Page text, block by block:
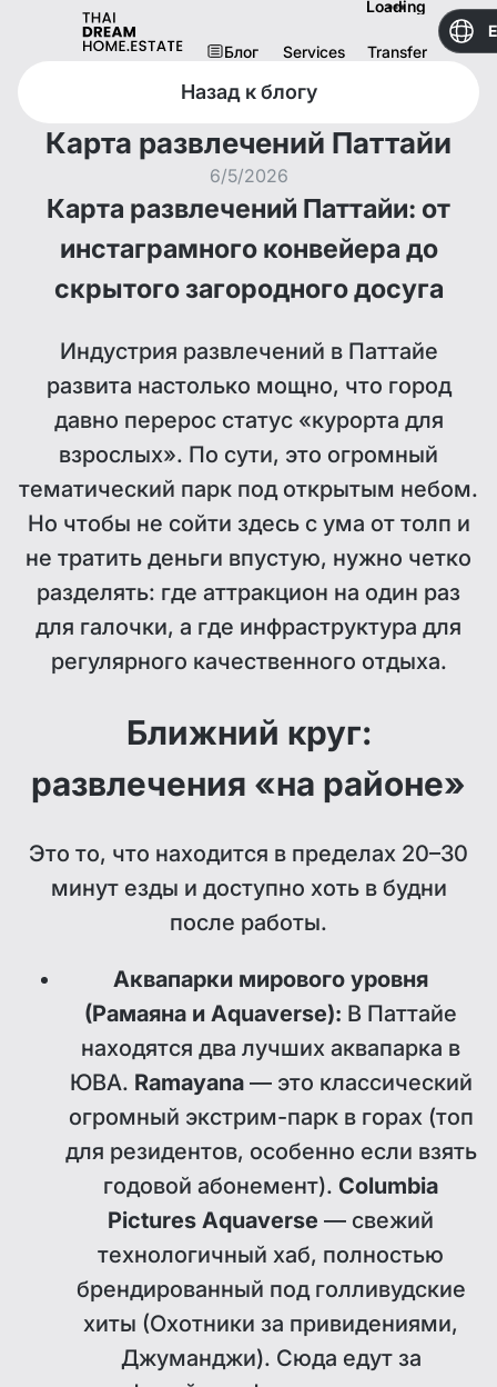
Loading
Блог Services Transfer
Назад к блогу
Карта развлечений Паттайи
6/5/2026
Карта развлечений Паттайи: от
инстаграмного конвейера до
скрытого загородного досуга
Индустрия развлечений в Паттайе
развита настолько мощно, что город
давно перерос статус «курорта для
взрослых». По сути, это огромный
тематический парк под открытым небом.
Но чтобы не сойти здесь с ума от толп и
не тратить деньги впустую, нужно четко
разделять: где аттракцион на один раз
для галочки, а где инфраструктура для
регулярного качественного отдыха.
Ближний круг:
развлечения «на районе»
Это то, что находится в пределах 20–30
минут езды и доступно хоть в будни
после работы.
Аквапарки мирового уровня
(Рамаяна и Aquaverse): В Паттайе
находятся два лучших аквапарка в
ЮВА. Ramayana— это классический
огромный экстрим-парк в горах (топ
для резидентов, особенно если взять
годовой абонемент). Columbia
Pictures Aquaverse — свежий
технологичный хаб, полностью
брендированный под голливудские
хиты (Охотники за привидениями,
Джуманджи). Сюда едут за